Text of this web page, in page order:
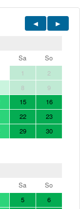
Sa
So
1
2
8
9
15
16
22
23
29
30
Sa
So
5
6